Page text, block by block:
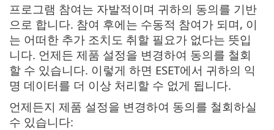
프로그램 참여는 자발적이며 귀하의 동의를 기반
으로 합니다. 참여 후에는 수동적 참여가 되며, 이
는 어떠한 추가 조치도 취할 필요가 없다는 뜻입
니다. 언제든 제품 설정을 변경하여 동의를 철회
할 수 있습니다. 이렇게 하면 ESET에서 귀하의 익
명 데이터를 더 이상 처리할 수 없게 됩니다.
언제든지 제품 설정을 변경하여 동의를 철회하실
수 있습니다: